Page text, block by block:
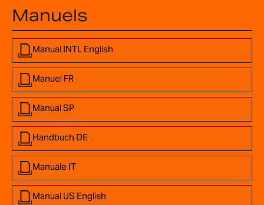
Manuels
Manual INTL English
Manuel FR
Manual SP
Handbuch DE
Manuale IT
Manual US English